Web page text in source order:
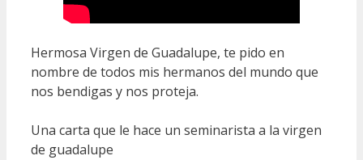
Hermosa Virgen de Guadalupe, te pido en
nombre de todos mis hermanos del mundo que
nos bendigas y nos proteja.
Una carta que le hace un seminarista a la virgen
de guadalupe